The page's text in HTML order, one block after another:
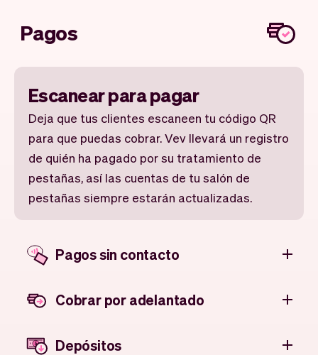
Pagos
Escanear para pagar
Deja que tus clientes escaneen tu código QR
para que puedas cobrar. Vev llevará un registro
de quién ha pagado por su tratamiento de
pestañas, así las cuentas de tu salón de
pestañas siempre estarán actualizadas.
Pagos sin contacto
Cobrar por adelantado
Depósitos